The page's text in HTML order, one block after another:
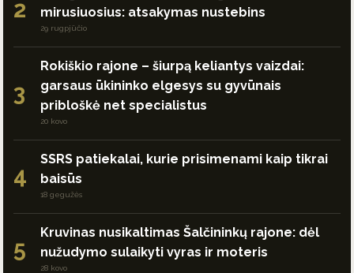
2
mirusiuosius: atsakymas nustebins
29 rugpjūčio
3
Rokiškio rajone – šiurpą keliantys vaizdai:
garsaus ūkininko elgesys su gyvūnais
pribloškė net specialistus
20 kovo
4
SSRS patiekalai, kurie prisimenami kaip tikrai
baisūs
18 gegužės
5
Kruvinas nusikaltimas Šalčininkų rajone: dėl
nužudymo sulaikyti vyras ir moteris
28 kovo